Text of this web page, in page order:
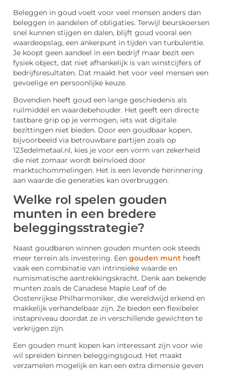
Beleggen in goud voelt voor veel mensen anders dan
beleggen in aandelen of obligaties. Terwijl beurskoersen
snel kunnen stijgen en dalen, blijft goud vooral een
waardeopslag, een ankerpunt in tijden van turbulentie.
Je koopt geen aandeel in een bedrijf maar bezit een
fysiek object, dat niet afhankelijk is van winstcijfers of
bedrijfsresultaten. Dat maakt het voor veel mensen een
gevoelige en persoonlijke keuze.
Bovendien heeft goud een lange geschiedenis als
ruilmiddel en waardebehouder. Het geeft een directe
tastbare grip op je vermogen, iets wat digitale
bezittingen niet bieden. Door een goudbaar kopen,
bijvoorbeeld via betrouwbare partijen zoals op
123edelmetaal.nl, kies je voor een vorm van zekerheid
die niet zomaar wordt beïnvloed door
marktschommelingen. Het is een levende herinnering
aan waarde die generaties kan overbruggen.
Welke rol spelen gouden
munten in een bredere
beleggingsstrategie?
Naast goudbaren winnen gouden munten ook steeds
meer terrein als investering. Een gouden munt heeft
vaak een combinatie van intrinsieke waarde en
numismatische aantrekkingskracht. Denk aan bekende
munten zoals de Canadese Maple Leaf of de
Oostenrijkse Philharmoniker, die wereldwijd erkend en
makkelijk verhandelbaar zijn. Ze bieden een flexibeler
instapniveau doordat ze in verschillende gewichten te
verkrijgen zijn.
Een gouden munt kopen kan interessant zijn voor wie
wil spreiden binnen beleggingsgoud. Het maakt
verzamelen mogelijk en kan een extra dimensie geven